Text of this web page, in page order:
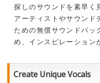
探しのサウンドを素早く
アーティストやサウン
ための無償サウンドパッ
め、インスピレーション
Create Unique Vocals